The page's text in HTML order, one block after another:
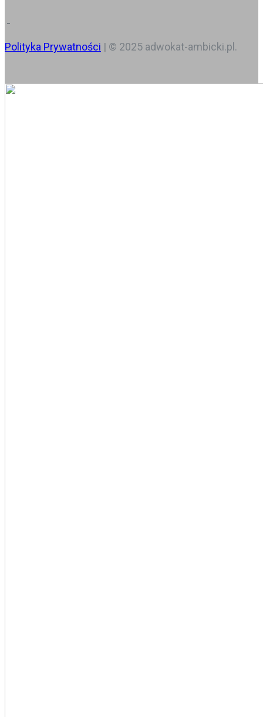
Polityka Prywatności | © 2025 adwokat-ambicki.pl.